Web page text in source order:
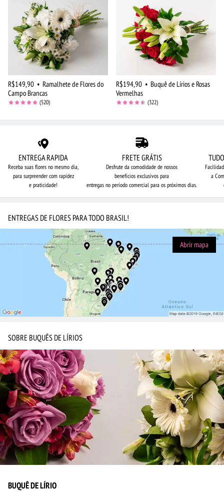
R$149,90 • Ramalhete de Flores do
Campo Brancas
(520)
R$194,90 • Buquê de Lírios e Rosas
Vermelhas
(322)
ENTREGA RAPIDA
Receba suas flores no mesmo dia,
para surpreender com rapidez
e praticidade!
FRETE GRÁTIS
Desfrute da comodidade de nossos
benefícios exclusivos para
entregas no período comercial para os próximos dias.
a
ENTREGAS DE FLORES PARA TODO BRASIL!
Abrir mapa
SOBRE BUQUÊS DE LÍRIOS
BUQUÊ DE LÍRIO